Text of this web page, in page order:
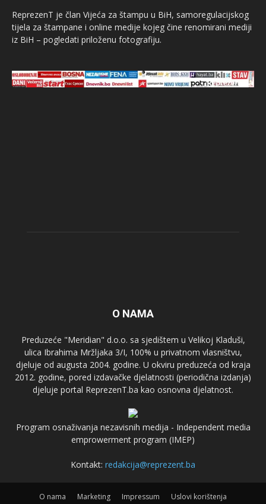
ReprezenT je član Vijeća za štampu u BiH, samoregulacijskog
tijela za štampane i online medije kojeg čine renomirani mediji
iz BiH – pogledati priloženu fotografiju.
O NAMA
Preduzeće "Meridian" d.o.o. sa sjedištem u Velikoj Kladuši,
ulica Ibrahima Mržljaka 3/I, 100% u privatnom vlasništvu,
djeluje od augusta 2004. godine. U okviru preduzeća od kraja
2012. godine, pored izdavačke djelatnosti (periodična izdanja)
djeluje portal ReprezenT.ba kao osnovna djelatnost.
Program osnaživanja nezavisnih medija - Independent media
emprowerment program (IMEP)
Kontakt: redakcija@reprezent.ba
O nama Marketing Impressum Uslovi korištenja